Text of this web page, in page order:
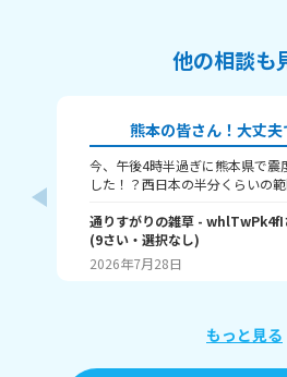
他の相談も
熊本の皆さん！大丈夫
今、午後4時半過ぎに熊本県で震
した！？西日本の半分くらいの
な！？
通りすがりの雑草 - whlTwPk4fI
(9さい・ 選択なし)
2026年7月28日
もっと見る